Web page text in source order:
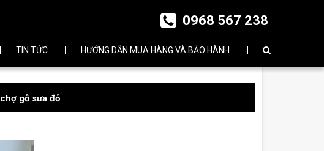
TIN TỨC HƯỚNG DẪN MUA HÀNG VÀ BẢO HÀNH
0968 567 238
chợ gỗ sưa đỏ